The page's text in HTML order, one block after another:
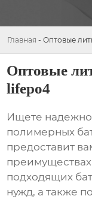
Главная - Оптовые
Оптовые
lifepo4
Ищете
полимерных
предоставит
подходящих
нужд, а также